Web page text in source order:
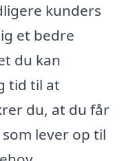
kunders
et bedre
du kan
tid til at
du, at du får
lever op til